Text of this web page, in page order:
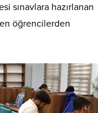
sınavlara hazırlanan
öğrencilerden